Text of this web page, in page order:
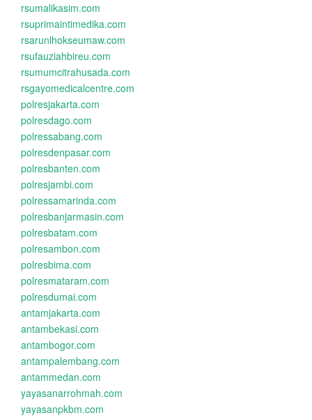
rsumalikasim.com
rsuprimaintimedika.com
rsarunlhokseumaw.com
rsufauziahbireu.com
rsumumcitrahusada.com
rsgayomedicalcentre.com
polresjakarta.com
polresdago.com
polressabang.com
polresdenpasar.com
polresbanten.com
polresjambi.com
polressamarinda.com
polresbanjarmasin.com
polresbatam.com
polresambon.com
polresbima.com
polresmataram.com
polresdumai.com
antamjakarta.com
antambekasi.com
antambogor.com
antampalembang.com
antammedan.com
yayasanarrohmah.com
yayasanpkbm.com